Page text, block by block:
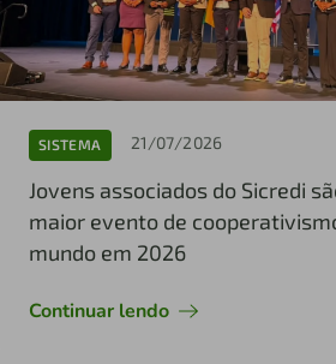
SISTEMA 21/07/2026
Jovens associados do Sicredi
maior evento de
mundo em 2026
Continuar lendo